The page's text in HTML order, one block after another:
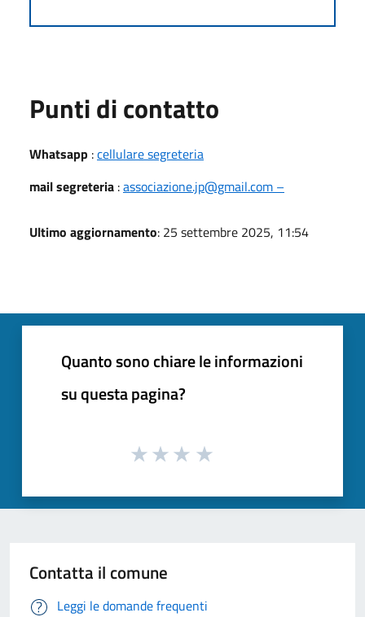
Punti di contatto
Whatsapp :cellulare segreteria
mail segreteria :associazione.jp@gmail.com –
Ultimo aggiornamento: 25 settembre 2025, 11:54
Quanto sono chiare le informazioni
su questa pagina?
Contatta il comune
Leggi le domande frequenti